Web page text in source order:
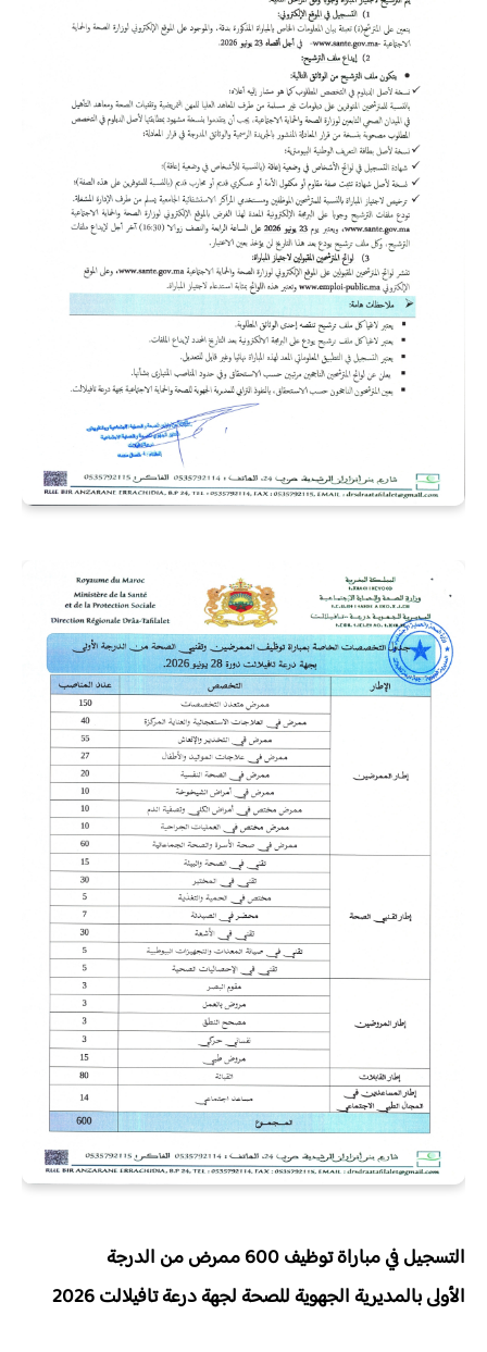
التسجيل في مباراة توظيف
600 ممرض من الدرجة
الأولىبالمديرية الجهوية للصحة لجهة درعة تافيلالت